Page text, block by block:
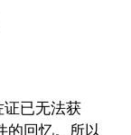
已无法获
的回忆。所以